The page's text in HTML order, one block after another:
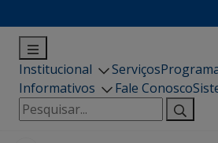
Institucional Serviços
Informativos
Fale Conosco
Pesquisar
por: